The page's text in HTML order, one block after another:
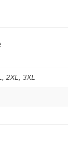
2XL, 3XL